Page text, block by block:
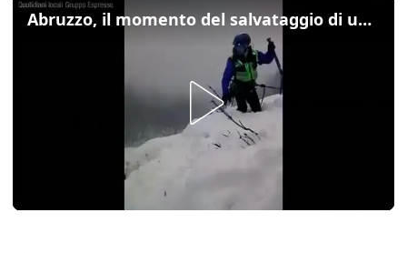
Abruzzo, il momento del salvataggio di un cavallo intrappolato nella neve